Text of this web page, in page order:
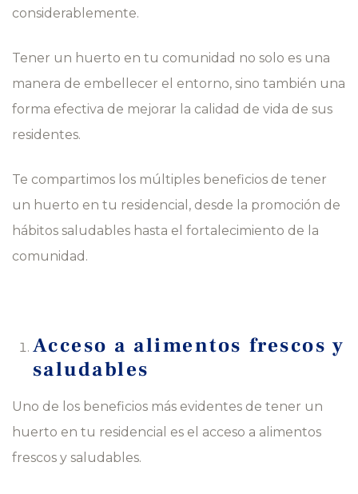
considerablemente.
Tener un huerto en tu comunidad no solo es una
manera de embellecer el entorno, sino también una
forma efectiva de mejorar la calidad de vida de sus
residentes.
Te compartimos los múltiples beneficios de tener
un huerto en tu residencial, desde la promoción de
hábitos saludables hasta el fortalecimiento de la
comunidad.
Acceso a alimentos frescos y
saludables
Uno de los beneficios más evidentes de tener un
huerto en tu residencial es el acceso a alimentos
frescos y saludables.